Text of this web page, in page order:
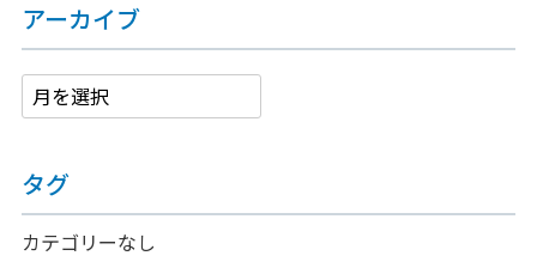
アーカイブ
タグ
カテゴリーなし